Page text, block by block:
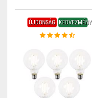
ÚJDONSÁG KEDVEZMÉNY